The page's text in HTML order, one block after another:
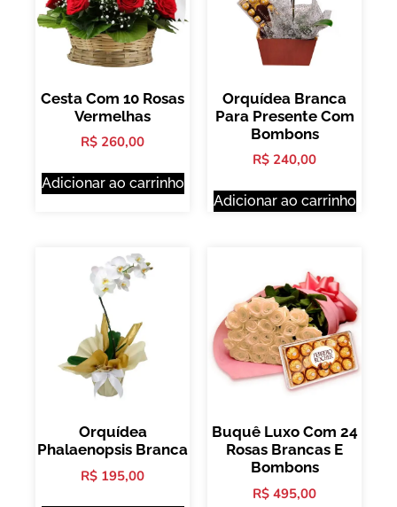
Cesta Com 10 Rosas
Vermelhas
R$ 260,00
Adicionar ao carrinho
Orquídea Branca
Para Presente Com
Bombons
R$ 240,00
Adicionar ao carrinho
Orquídea
Phalaenopsis Branca
R$ 195,00
Buquê Luxo Com 24
Rosas Brancas E
Bombons
R$ 495,00